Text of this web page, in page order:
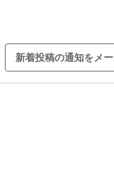
新着投稿の通知をメ